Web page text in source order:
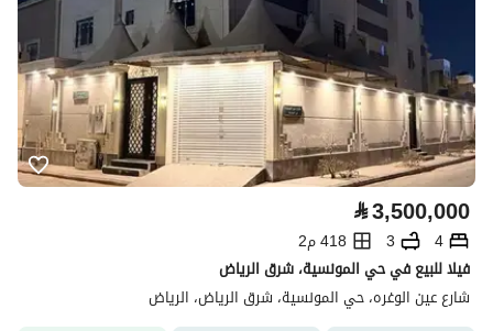
⃁3,500,000
4
3
418 م2
فيلا للبيع في حي المونسية، شرق الرياض
شارع عين الوغره، حي المونسية، شرق الرياض، الرياض